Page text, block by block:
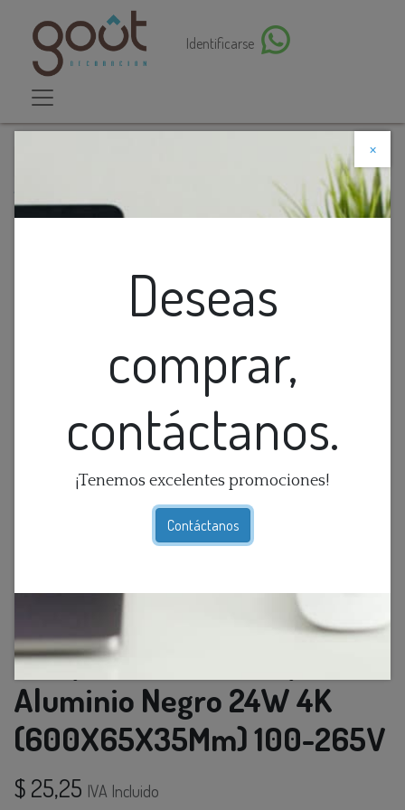
Identificarse
×
Deseas
comprar,
contáctanos.
¡Tenemos excelentes promociones!
Contáctanos
Descuento web
Lamp. Led Lineal Emp. Aluminio Negro 24W 4K
Lamp. Led Lineal Emp.
Aluminio Negro 24W 4K
(600X65X35Mm) 100-265V
$ 25,25 IVA Incluido